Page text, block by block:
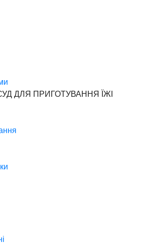
ДЛЯ ПРИГОТУВАННЯ ЇЖІ